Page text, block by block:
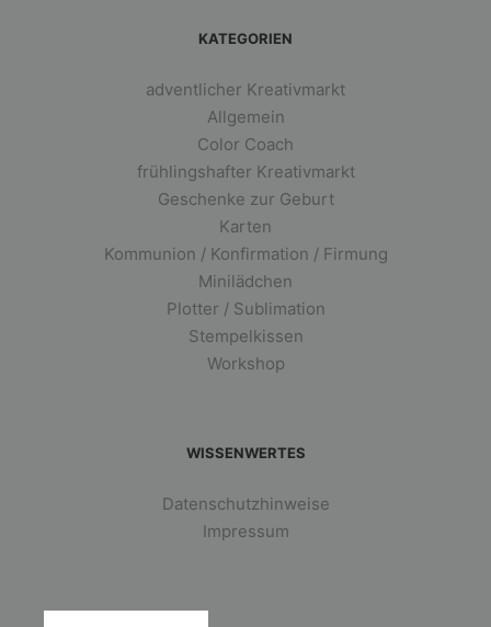
KATEGORIEN
adventlicher Kreativmarkt
Allgemein
Color Coach
frühlingshafter Kreativmarkt
Geschenke zur Geburt
Karten
Kommunion / Konfirmation / Firmung
Minilädchen
Plotter / Sublimation
Stempelkissen
Workshop
WISSENWERTES
Datenschutzhinweise
Impressum